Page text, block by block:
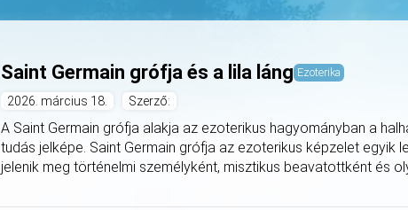
Saint Germain grófja és a lila láng Ezoterika
2026. március 18. Szerző:
A Saint Germain grófja alakja az ezoterikus hagyományban a
tudás jelképe. Saint Germain grófja az ezoterikus képzelet egyik
jelenik meg történelmi személyként, misztikus beavatottként és